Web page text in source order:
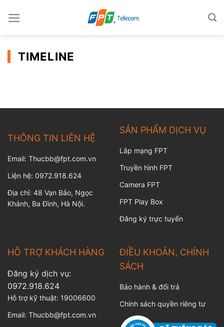
TIMELINE
THÔNG TIN LIÊN HỆ
Email: Thucbb@fpt.com.vn
Liện hệ: 0972.918.624
Địa chỉ: 48 Vạn Bảo, Ngọc
Khánh, Ba Đình, Hà Nội.
SẢN PHẨM DỊCH VỤ
Lắp mạng FPT
Truyền hình FPT
Camera FPT
FPT Play Box
Đăng ký trực tuyến
HỖ TRỢ KHÁCH HÀNG
Đăng ký dịch vụ:
0972.918.624
Hỗ trợ kỹ thuật: 19006600
Email: Thucbb@fpt.com.vn
ĐIỀU KHOẢN, CHÍNH
SÁCH
Bảo hành & đổi trả
Chính sách quyền riêng tư